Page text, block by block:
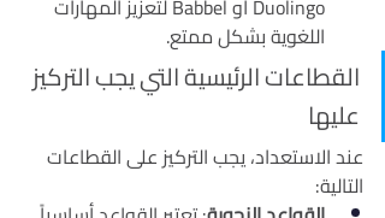
Duolingo أو Babbel لتعزيز المهارات
اللغوية بشكل ممتع.
القطاعات الرئيسية التي يجب التركيز
عليها
عند الاستعداد، يجب التركيز على القطاعات
التالية: